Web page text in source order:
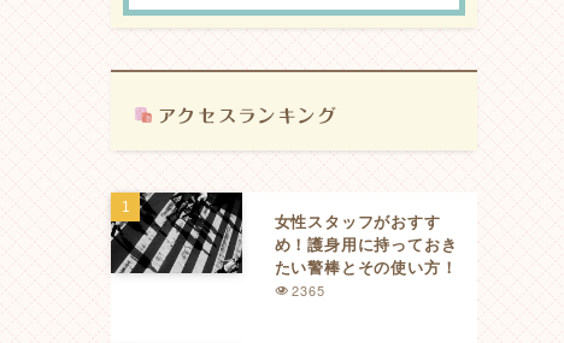
女性スタッフがおすす
め！護身用に持っておき
たい警棒とその使い方！
2365